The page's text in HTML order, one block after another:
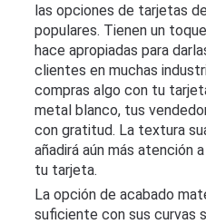
las opciones de tarjetas
populares. Tienen un
hace apropiadas para
clientes en muchas
compras algo con tu
metal blanco, tus
con gratitud. La textura
añadirá aún más atención
tu tarjeta.
La opción de acabado
suficiente con sus curvas